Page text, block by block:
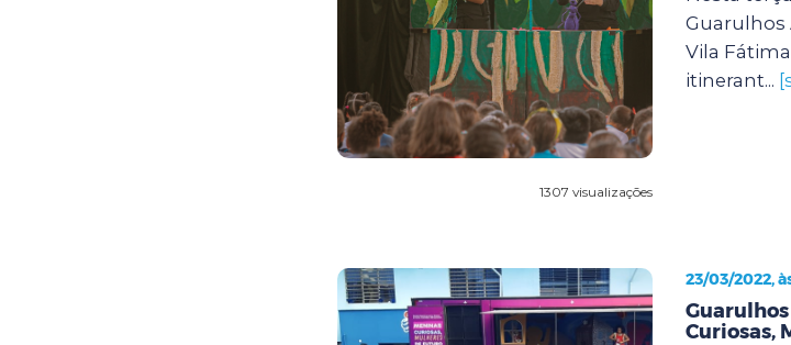
1307 visualizações
Guarulhos
Vila
itinerant...
23/03/2022,
Curiosas,